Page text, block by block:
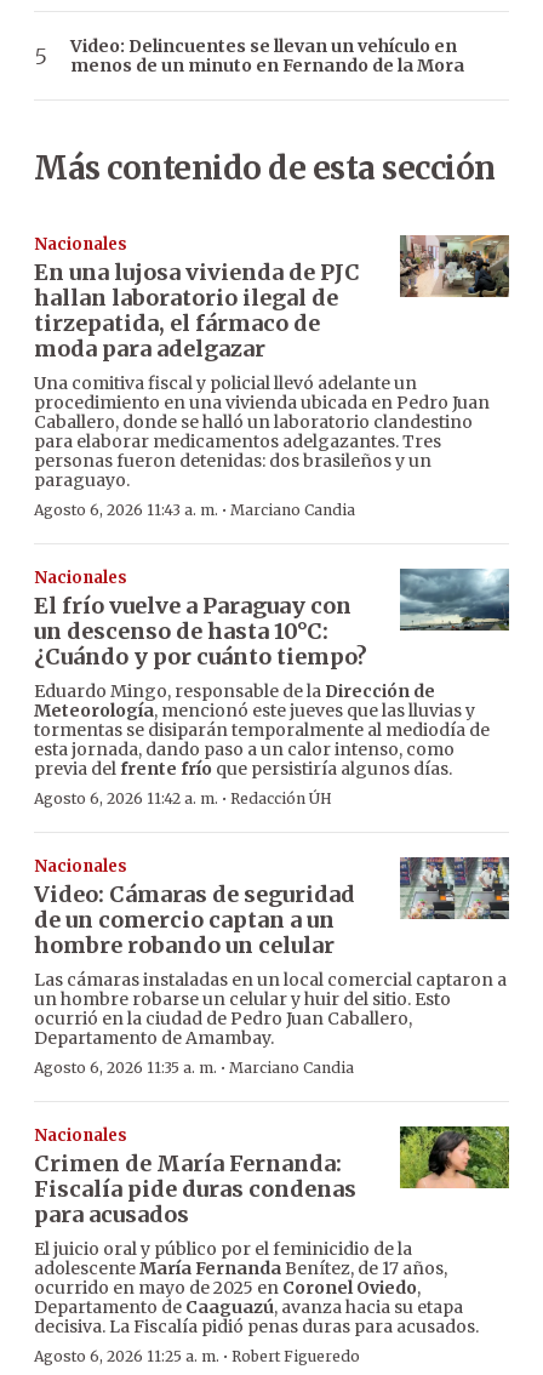
Video: Delincuentes se llevan un vehículo en
menos de un minuto en Fernando de la Mora
Más contenido de esta sección
Nacionales
En una lujosa vivienda de PJC
hallan laboratorio ilegal de
tirzepatida, el fármaco de
moda para adelgazar
Una comitiva fiscal y policial llevó adelante un
procedimiento en una vivienda ubicada en Pedro Juan
Caballero, donde se halló un laboratorio clandestino
para elaborar medicamentos adelgazantes. Tres
personas fueron detenidas: dos brasileños y un
paraguayo.
Agosto 6, 2026 11:43 a. m. · Marciano Candia
Nacionales
El frío vuelve a Paraguay con
un descenso de hasta 10°C:
¿Cuándo y por cuánto tiempo?
Eduardo Mingo, responsable de la Dirección de
Meteorología, mencionó este jueves que las lluvias y
tormentas se disiparán temporalmente al mediodía de
esta jornada, dando paso a un calor intenso, como
previa delfrente frío que persistiría algunos días.
Agosto 6, 2026 11:42 a. m. · Redacción ÚH
Nacionales
Video: Cámaras de seguridad
de un comercio captan a un
hombre robando un celular
Las cámaras instaladas en un local comercial captaron a
un hombre robarse un celular y huir del sitio. Esto
ocurrió en la ciudad de Pedro Juan Caballero,
Departamento de Amambay.
Agosto 6, 2026 11:35 a. m. · Marciano Candia
Nacionales
Crimen de María Fernanda:
Fiscalía pide duras condenas
para acusados
El juicio oral y público por el feminicidio de la
adolescenteMaría FernandaBenítez, de 17 años,
ocurrido en mayo de 2025 en Coronel Oviedo,
Departamento de Caaguazú, avanza hacia su etapa
decisiva. La Fiscalía pidió penas duras para acusados.
Agosto 6, 2026 11:25 a. m. · Robert Figueredo